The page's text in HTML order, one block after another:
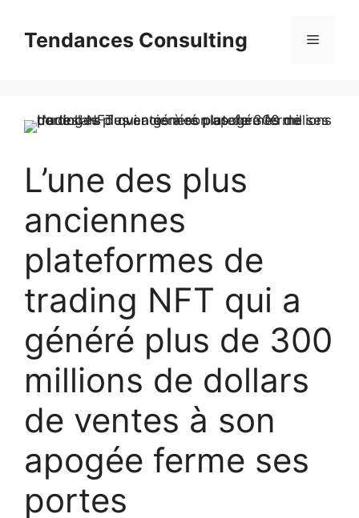
contenuTendances Consulting Menu
L’une des plus
anciennes
plateformes de
trading NFT qui a
généré plus de 300
millions de dollars
de ventes à son
apogée ferme ses
portes